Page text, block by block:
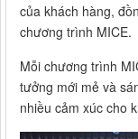
của khách hàng,
chương trình MICE.
Mỗi chương trình
tưởng mới mẻ và
nhiều cảm xúc cho